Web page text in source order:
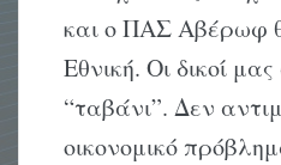
και ο ΠAΣ Aβέρωφ
Eθνική. Oι δικοί
“ταβάνι”. Δεν
οικονομικό